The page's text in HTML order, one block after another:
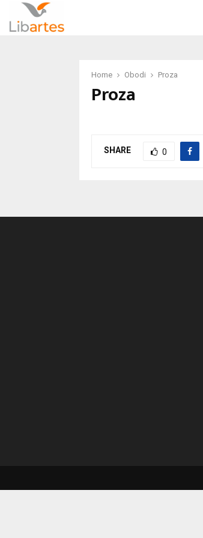
Home Obodi Proza
Proza
SHARE 0